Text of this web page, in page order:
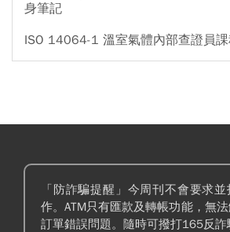
身筆記
ISO 14064-1 溫室氣體內部查證員
「防詐騙提醒」今周刊不會要求並
作。ATM只有匯款及轉帳功能，無
訂單錯誤問題。隨時可撥打165反詐